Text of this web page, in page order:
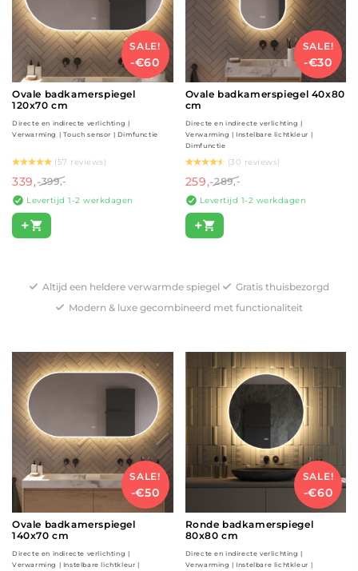
SALE!
-€60
Ovale badkamerspiegel
120x70 cm
Directe en indirecte verlichting |
Verwarming | Touch sensor | Dimfunctie
(57 reviews)
339,-399,-
Levertijd 1-2 werkdagen
+
SALE!
-€30
Ovale badkamerspiegel 40x80
cm
Directe en indirecte verlichting |
Verwarming | Instelbare lichtkleur |
Dimfunctie
(30 reviews)
259,-289,-
Levertijd 1-2 werkdagen
+
Altijd een heldere verwarmde spiegel
Gratis thuisbezorgd
Modern & luxe gecombineerd met functionaliteit
SALE!
-€50
Ovale badkamerspiegel
140x70 cm
Directe en indirecte verlichting |
Verwarming | Instelbare lichtkleur |
SALE!
-€60
Ronde badkamerspiegel
80x80 cm
Directe en indirecte verlichting |
Verwarming | Instelbare lichtkleur |